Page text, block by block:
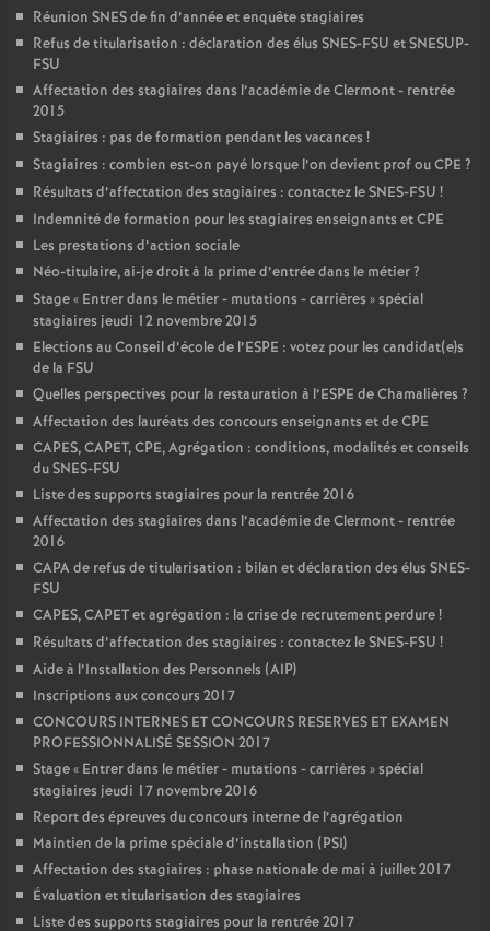
Réunion SNES de fin d’année et enquête stagiaires
Refus de titularisation : déclaration des élus SNES-FSU et SNESUP-
FSU
Affectation des stagiaires dans l’académie de Clermont - rentrée
2015
Stagiaires : pas de formation pendant les vacances !
Stagiaires : combien est-on payé lorsque l’on devient prof ou CPE ?
Résultats d’affectation des stagiaires : contactez le SNES-FSU !
Indemnité de formation pour les stagiaires enseignants et CPE
Les prestations d’action sociale
Néo-titulaire, ai-je droit à la prime d’entrée dans le métier?
Stage « Entrer dans le métier - mutations - carrières » spécial
stagiaires jeudi 12 novembre 2015
Elections au Conseil d’école de l’ESPE : votez pour les candidat(e)s
de la FSU
Quelles perspectives pour la restauration à l’ESPE de Chamalières ?
Affectation des lauréats des concours enseignants et de CPE
CAPES, CAPET, CPE, Agrégation : conditions, modalités et conseils
du SNES-FSU
Liste des supports stagiaires pour la rentrée 2016
Affectation des stagiaires dans l’académie de Clermont - rentrée
2016
CAPA de refus de titularisation : bilan et déclaration des élus SNES-
FSU
CAPES, CAPET et agrégation : la crise de recrutement perdure!
Résultats d’affectation des stagiaires : contactez le SNES-FSU !
Aide à l’Installation des Personnels (AIP)
Inscriptions aux concours 2017
CONCOURS INTERNES ET CONCOURS RESERVES ET EXAMEN
PROFESSIONNALISÉ SESSION 2017
Stage « Entrer dans le métier - mutations - carrières » spécial
stagiaires jeudi 17 novembre 2016
Report des épreuves du concours interne de l’agrégation
Maintien de la prime spéciale d’installation (PSI)
Affectation des stagiaires : phase nationale de mai à juillet 2017
Évaluation et titularisation des stagiaires
Liste des supports stagiaires pour la rentrée 2017